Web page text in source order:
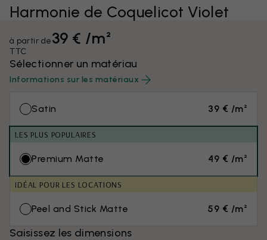
Harmonie de Coquelicot Violet
à partir de39 € /m²
TTC
Sélectionner un matériau
Informations sur les matériaux
Satin 39 € /m²
LES PLUS POPULAIRES
Premium Matte 49 € /m²
IDÉAL POUR LES LOCATIONS
Peel and Stick Matte 59 € /m²
Saisissez les dimensions